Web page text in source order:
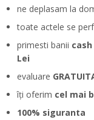
ne deplasam la
toate actele se
primesti banii
Lei
evaluare
îți oferim cel mai
100% siguranta